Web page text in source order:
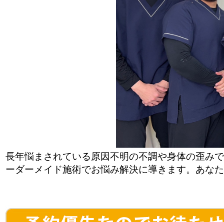
長年悩まされている原因不明の不調や身体の歪み
ーダーメイド施術でお悩み解決に導きます。あな